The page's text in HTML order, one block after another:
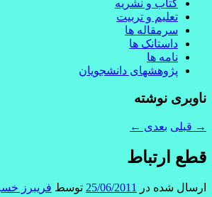
کتاب و نشریه
تعلیم و تربیت
سرمقاله ها
داستانک ها
نامه ها
پژوهشهای دانشجویان
ناوبری نوشته
→ قبلی بعدی ←
قطع ارتباط
ارسال شده در 25/06/2011 توسط فریبرز